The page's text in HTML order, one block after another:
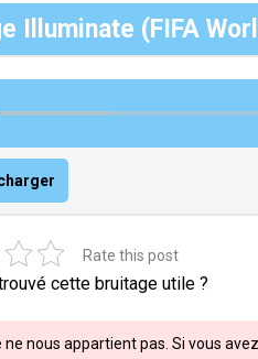
Illuminate (FIFA
Rate this post
cette bruitage utile ?
ne nous appartient pas. Si vous